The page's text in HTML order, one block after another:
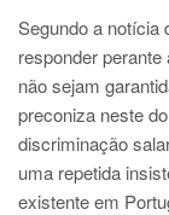
Segundo a notícia
responder
não sejam
preconiza neste
discriminação
uma repetida
existente em